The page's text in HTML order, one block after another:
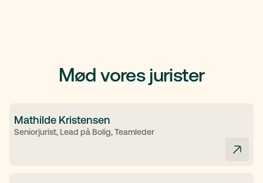
Mød vores jurister
Mathilde Kristensen
Seniorjurist, Lead på Bolig, Teamleder